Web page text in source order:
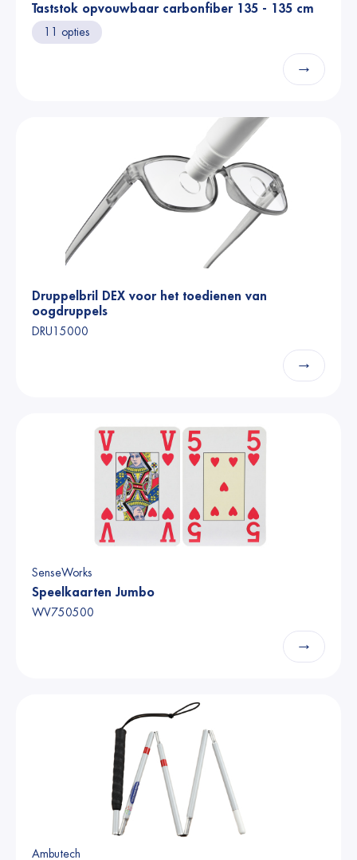
Taststok opvouwbaar carbonfiber 135 - 135 cm
11 opties
→
Druppelbril DEX voor het toedienen van
oogdruppels
DRU15000
→
SenseWorks
Speelkaarten Jumbo
WV750500
→
Ambutech